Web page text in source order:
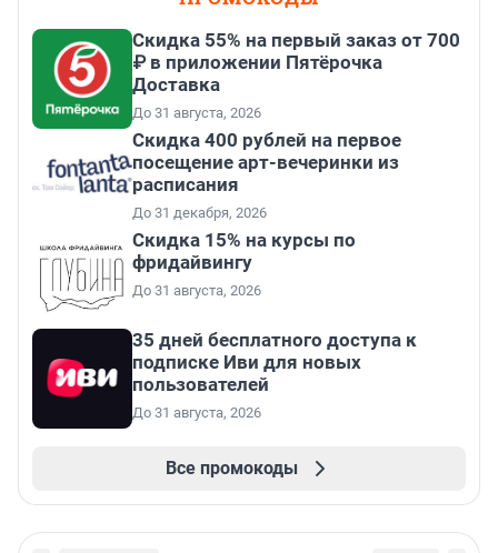
Скидка 55% на первый заказ от 700
₽ в приложении Пятёрочка
Доставка
До 31 августа, 2026
Cкидка 400 рублей на первое
посещение арт-вечеринки из
расписания
До 31 декабря, 2026
Скидка 15% на курсы по
фридайвингу
До 31 августа, 2026
35 дней бесплатного доступа к
подписке Иви для новых
пользователей
До 31 августа, 2026
Все промокоды